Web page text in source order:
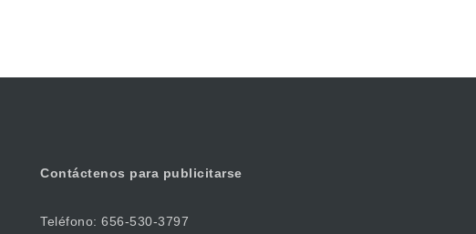
Contáctenos para publicitarse
Teléfono: 656-530-3797